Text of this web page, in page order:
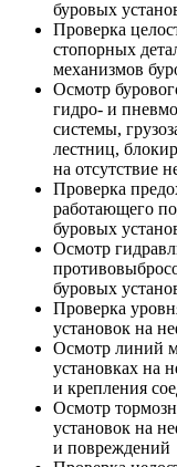
буровых
Проверка
стопорных
механизмов
Осмотр
гидро- и
системы,
лестниц,
на отсутствие
Проверка
работающего
буровых
Осмотр
буровых
Проверка
установок на
Осмотр линий
установках на
и крепления
Осмотр
установок на
и повреждений